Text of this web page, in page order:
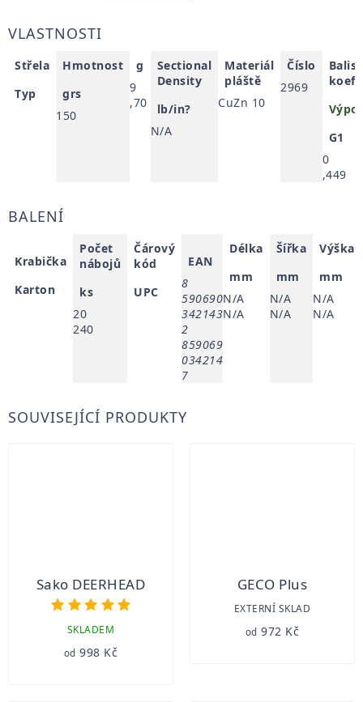
VLASTNOSTI
Střela
Typ
Hmotnost
grs
150
g
9
,70
Sectional
Density
lb/in?
N/A
Materiál
pláště
CuZn 10
Číslo
2969
G1
0
,449
BALENÍ
Krabička
Karton
Počet
nábojů
ks
20
240
Čárový
kód
UPC
EAN
8
590690
342143
2
859069
034214
7
Délka
mm
N/A
N/A
Šířka
mm
N/A
N/A
Výška
mm
N/A
N/A
SOUVISEJÍCÍ PRODUKTY
Sako DEERHEAD
Průměrné
SKLADEM
od 998 Kč
GECO Plus
EXTERNÍ SKLAD
od 972 Kč